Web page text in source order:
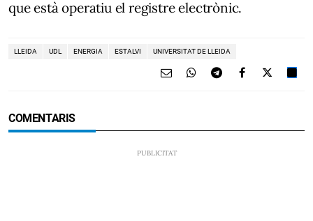
que està operatiu el registre electrònic.
LLEIDA UDL ENERGIA ESTALVI UNIVERSITAT DE LLEIDA
COMENTARIS